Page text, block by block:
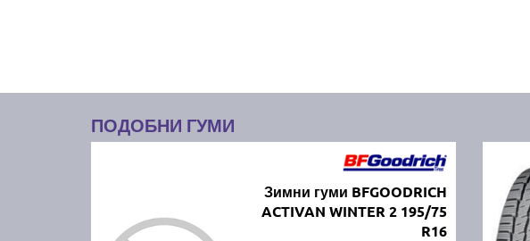
ПОДОБНИ ГУМИ
Зимни гуми BFGOODRICH
ACTIVAN WINTER 2 195/75
R16